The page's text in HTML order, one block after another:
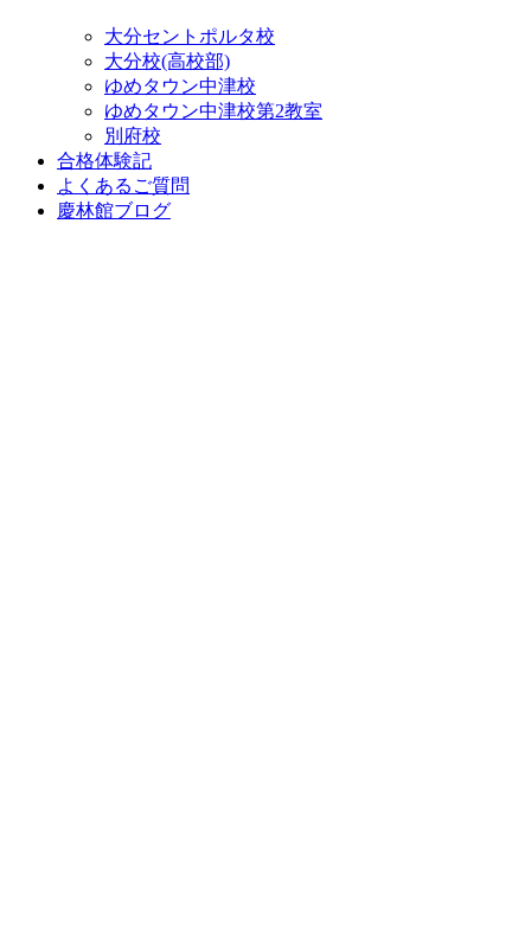
大分セントポルタ校
大分校(高校部)
ゆめタウン中津校
ゆめタウン中津校第2教室
別府校
合格体験記
よくあるご質問
慶林館ブログ